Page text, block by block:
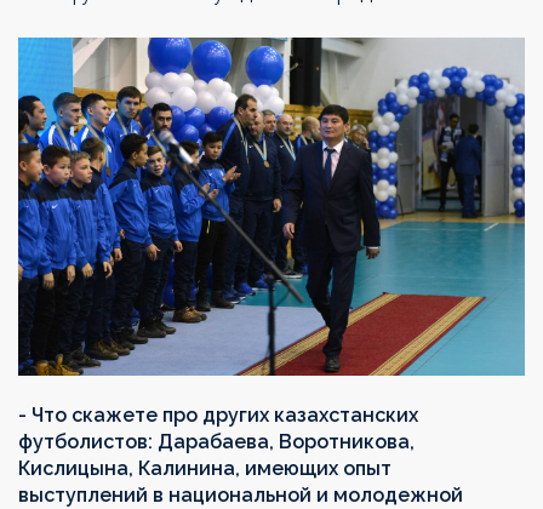
- Что скажете про других казахстанских
футболистов: Дарабаева, Воротникова,
Кислицына, Калинина, имеющих опыт
выступлений в национальной и молодежной